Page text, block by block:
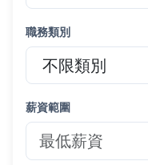
職務類別
薪資範圍